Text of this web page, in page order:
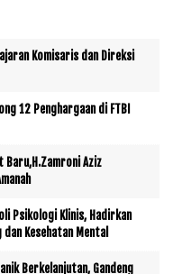
Komisaris dan Direksi
12 Penghargaan di FTBI
Baru,H.Zamroni Aziz
Psikologi Klinis, Hadirkan
dan Kesehatan Mental
Berkelanjutan, Gandeng